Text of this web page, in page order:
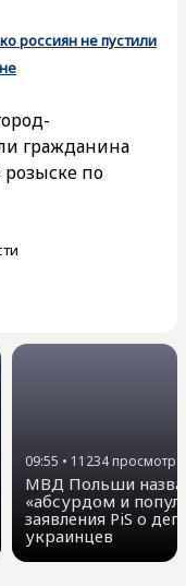
россиян не пустили
гражданина
по
09:55 • 11234 просмотра
МВД Польши
«абсурдом и
заявления PiS о
украинцев